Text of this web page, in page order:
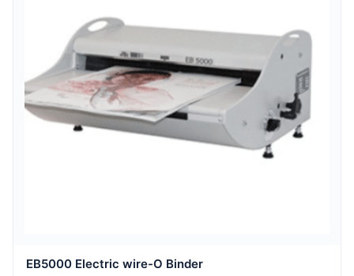
EB5000 Electric wire-O Binder